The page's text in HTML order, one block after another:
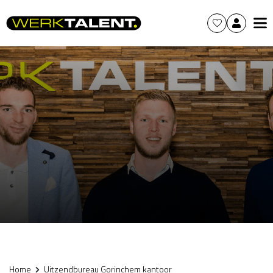
Home Uitzendbureau Gorinchem kantoor